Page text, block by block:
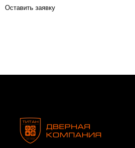
Оставить заявку